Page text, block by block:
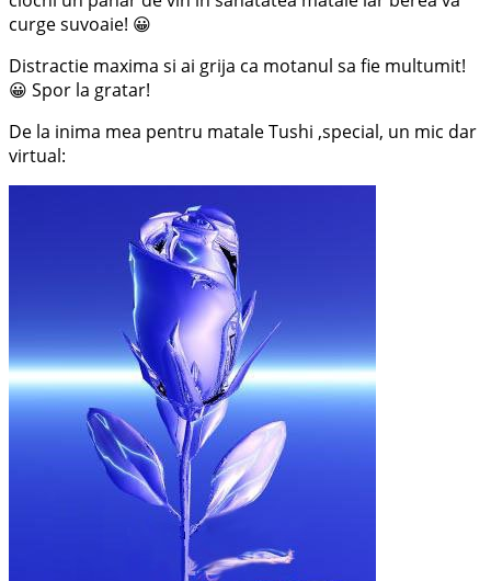
curge suvoaie! 😀
Distractie maxima si ai grija ca motanul sa fie multumit!
😀 Spor la gratar!
De la inima mea pentru matale Tushi ,special, un mic dar
virtual: